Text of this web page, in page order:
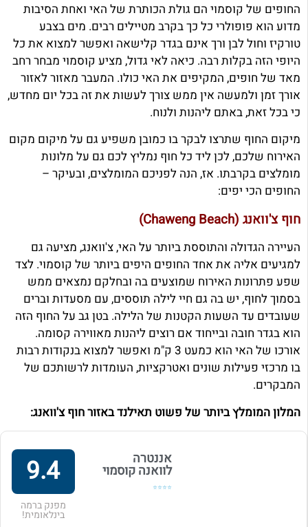
החופים של קוסמוי הם גולת הכותרת של האי ואחת הסיבות
מדוע הוא פופולרי כל כך בקרב מטיילים רבים. מים בצבע
טורקיז וחול לבן ורך אינם בגדר קלישאה ואפשר למצוא את כל
היופי הזה בקלות רבה. כיאה לאי גדול, מציע קוסמוי מבחר רחב
מאד של חופים, המקיפים את האי כולו. המעבר מאזור לאזור
אורך זמן ולמעשה אין ממש צורך לעשות את זה בכל יום מחדש,
כי בכל זאת, באתם ליהנות ולנוח.
מיקום החוף שתרצו לבקר בו כמובן משפיע גם על מיקום מקום
האירוח שלכם, לכן ליד כל חוף נמליץ לכם גם על מלונות
מומלצים בקרבתו. אז, הנה לפניכם המומלצים, ובעיקר –
החופים הכי יפים:
חוף צ'וואנג (Chaweng Beach)
העיירה הגדולה והתוססת ביותר על האי, צ'וואנג, מציעה גם
למגיעים אליה את אחד החופים היפים ביותר של קוסמוי. לצד
שפע פתרונות האירוח שמוצעים בה ובחלקם נמצאים ממש
בסמוך לחוף, יש בה גם חיי לילה תוססים, עם מסעדות וברים
שעובדים עד השעות הקטנות של הלילה. בטן גב על החוף הזה
הוא בגדר חובה ובייחוד אם רוצים ליהנות מאווירה קסומה.
אורכו של האי הוא כמעט 3 ק"מ ואפשר למצוא בנקודות רבות
בו מרכזי פעילות שונים ואטרקציות, העומדות לרשותכם של
המבקרים.
המלון המומלץ ביותר של פשוט תאילנד באזור חוף צ'וואנג:
אננטרה
לוואנה קוסמוי
⭐⭐⭐⭐
9.4
מפנק ברמה
בינלאומית!